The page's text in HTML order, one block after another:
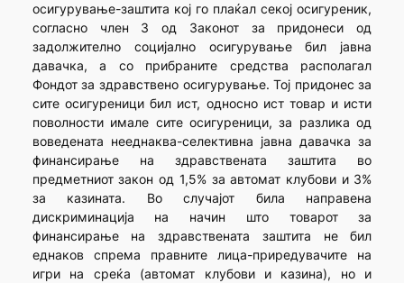
осигурување-заштита кој го плаќал секој осигуреник,
согласно член 3 од Законот за придонеси од
задолжително социјално осигурување бил јавна
давачка, а со прибраните средства располагал
Фондот за здравствено осигурување. Тој придонес за
сите осигуреници бил ист, односно ист товар и исти
поволности имале сите осигуреници, за разлика од
воведената нееднаква-селективна јавна давачка за
финансирање на здравствената заштита во
предметниот закон од 1,5% за автомат клубови и 3%
за казината. Во случајот била направена
дискриминација на начин што товарот за
финансирање на здравствената заштита не бил
еднаков спрема правните лица-приредувачите на
игри на среќа (автомат клубови и казина), но и